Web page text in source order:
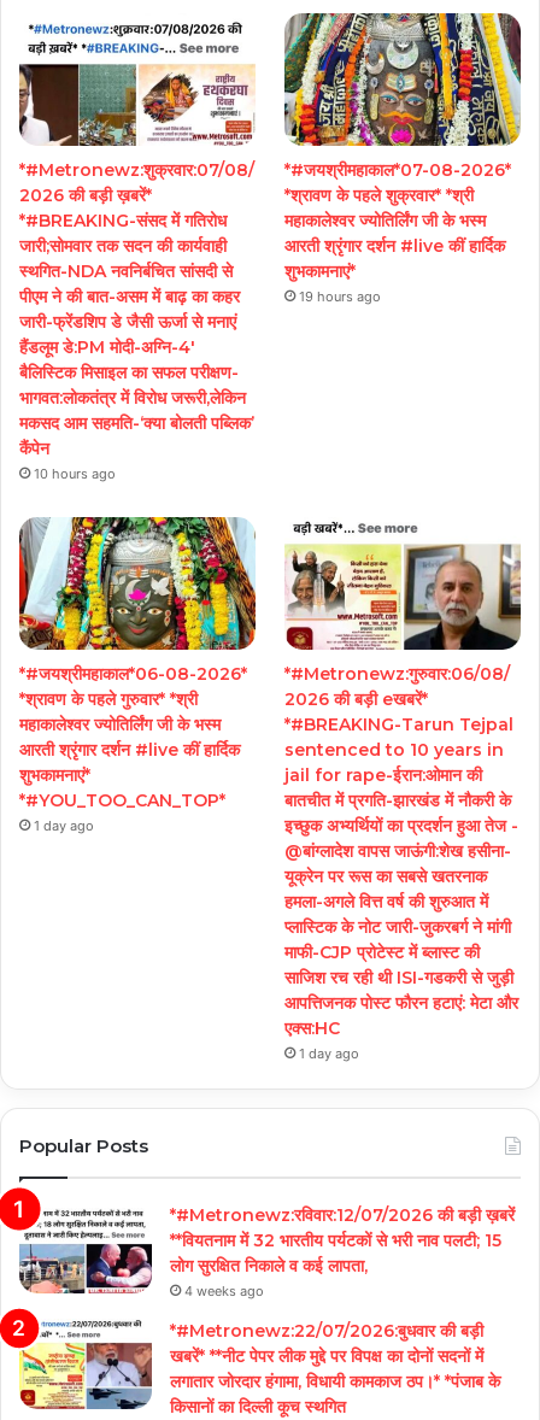
*#Metronewz:शुक्रवार:07/08/
2026 की बड़ी ख़बरें*
*#BREAKING-संसद में गतिरोध
जारी;सोमवार तक सदन की कार्यवाही
स्थगित-NDA नवनिर्बचित सांसदी से
पीएम ने की बात-असम में बाढ़ का कहर
जारी-फ्रेंडशिप डे जैसी ऊर्जा से मनाएं
हैंडलूम डे:PM मोदी-अग्नि-4′
बैलिस्टिक मिसाइल का सफल परीक्षण-
भागवत:लोकतंत्र में विरोध जरूरी,लेकिन
मकसद आम सहमति-‘क्या बोलती पब्लिक’
कैंपेन
10 hours ago
*#जयश्रीमहाकाल*07-08-2026*
*श्रावण के पहले शुक्रवार* *श्री
महाकालेश्वर ज्योतिर्लिंग जी के भस्म
आरती श्रृंगार दर्शन #live कीं हार्दिक
शुभकामनाएं*
19 hours ago
*#जयश्रीमहाकाल*06-08-2026*
*श्रावण के पहले गुरुवार* *श्री
महाकालेश्वर ज्योतिर्लिंग जी के भस्म
आरती श्रृंगार दर्शन #live कीं हार्दिक
शुभकामनाएं*
*#YOU_TOO_CAN_TOP*
1 day ago
*#Metronewz:गुरुवार:06/08/
2026 की बड़ी eखबरें*
*#BREAKING-Tarun Tejpal
sentenced to 10 years in
jail for rape-ईरान:ओमान की
बातचीत में प्रगति-झारखंड में नौकरी के
इच्छुक अभ्यर्थियों का प्रदर्शन हुआ तेज -
@बांग्लादेश वापस जाऊंगी:शेख हसीना-
यूक्रेन पर रूस का सबसे खतरनाक
हमला-अगले वित्त वर्ष की शुरुआत में
प्लास्टिक के नोट जारी-जुकरबर्ग ने मांगी
माफी-CJP प्रोटेस्ट में ब्लास्ट की
साजिश रच रही थी ISI-गडकरी से जुड़ी
आपत्तिजनक पोस्ट फौरन हटाएं: मेटा और
एक्स:HC
1 day ago
Popular Posts
*#Metronewz:रविवार:12/07/2026 की बड़ी ख़बरें
**वियतनाम में 32 भारतीय पर्यटकों से भरी नाव पलटी; 15
लोग सुरक्षित निकाले व कई लापता,
4 weeks ago
*#Metronewz:22/07/2026:बुधवार की बड़ी
खबरें* **नीट पेपर लीक मुद्दे पर विपक्ष का दोनों सदनों में
लगातार जोरदार हंगामा, विधायी कामकाज ठप।* *पंजाब के
किसानों का दिल्ली कूच स्थगित